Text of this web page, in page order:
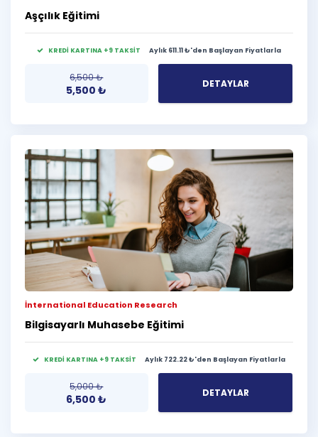
Aşçılık Eğitimi
KREDİ KARTINA +9 TAKSİT Aylık 611.11 ₺'den Başlayan Fiyatlarla
6,500₺
5,500₺ DETAYLAR
İnternational Education Research
Bilgisayarlı Muhasebe Eğitimi
KREDİ KARTINA +9 TAKSİT Aylık 722.22 ₺'den Başlayan Fiyatlarla
5,000₺
6,500₺ DETAYLAR